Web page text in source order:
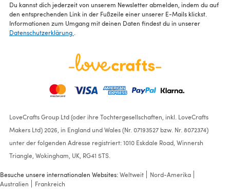
Du kannst dich jederzeit von unserem Newsletter abmelden, indem du auf
den entsprechenden Link in der Fußzeile einer unserer E-Mails klickst.
Informationen zum Umgang mit deinen Daten findest du in unserer
Datenschutzerklärung
LoveCrafts Group Ltd (oder ihre Tochtergesellschaften, inkl. LoveCrafts
Makers Ltd) 2026, in England und Wales (Nr. 07193527 bzw. Nr. 8072374)
unter der folgenden Adresse registriert: 1010 Eskdale Road, Winnersh
Triangle, Wokingham, UK, RG41 5TS.
Besuche unsere internationalen Websites:Weltweit
Nord-Amerika
Australien
Frankreich